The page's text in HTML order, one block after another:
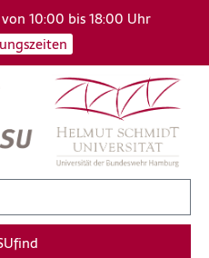
10:00 bis 18:00 Uhr